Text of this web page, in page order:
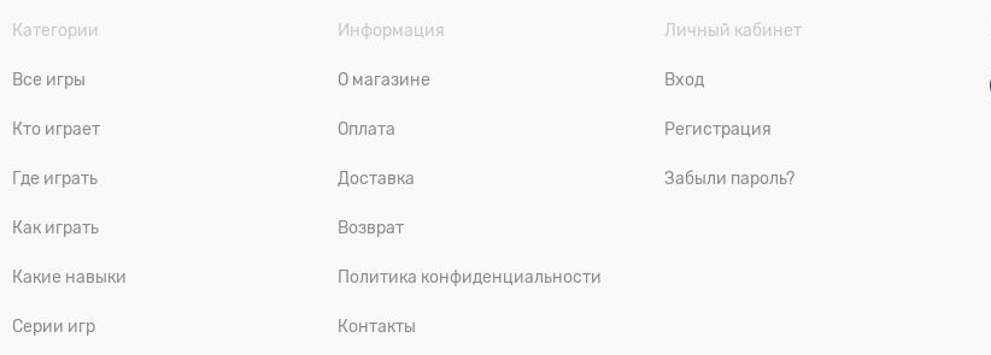
Категории
Все игры
Кто играет
Где играть
Как играть
Какие навыки
Серии игр
Информация
О магазине
Оплата
Доставка
Возврат
Политика конфиденциальности
Контакты
Личный кабинет
Вход
Регистрация
Забыли пароль?